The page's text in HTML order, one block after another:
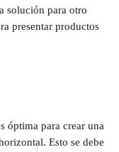
solución para otro
presentar productos
óptima para crear una
Esto se debe